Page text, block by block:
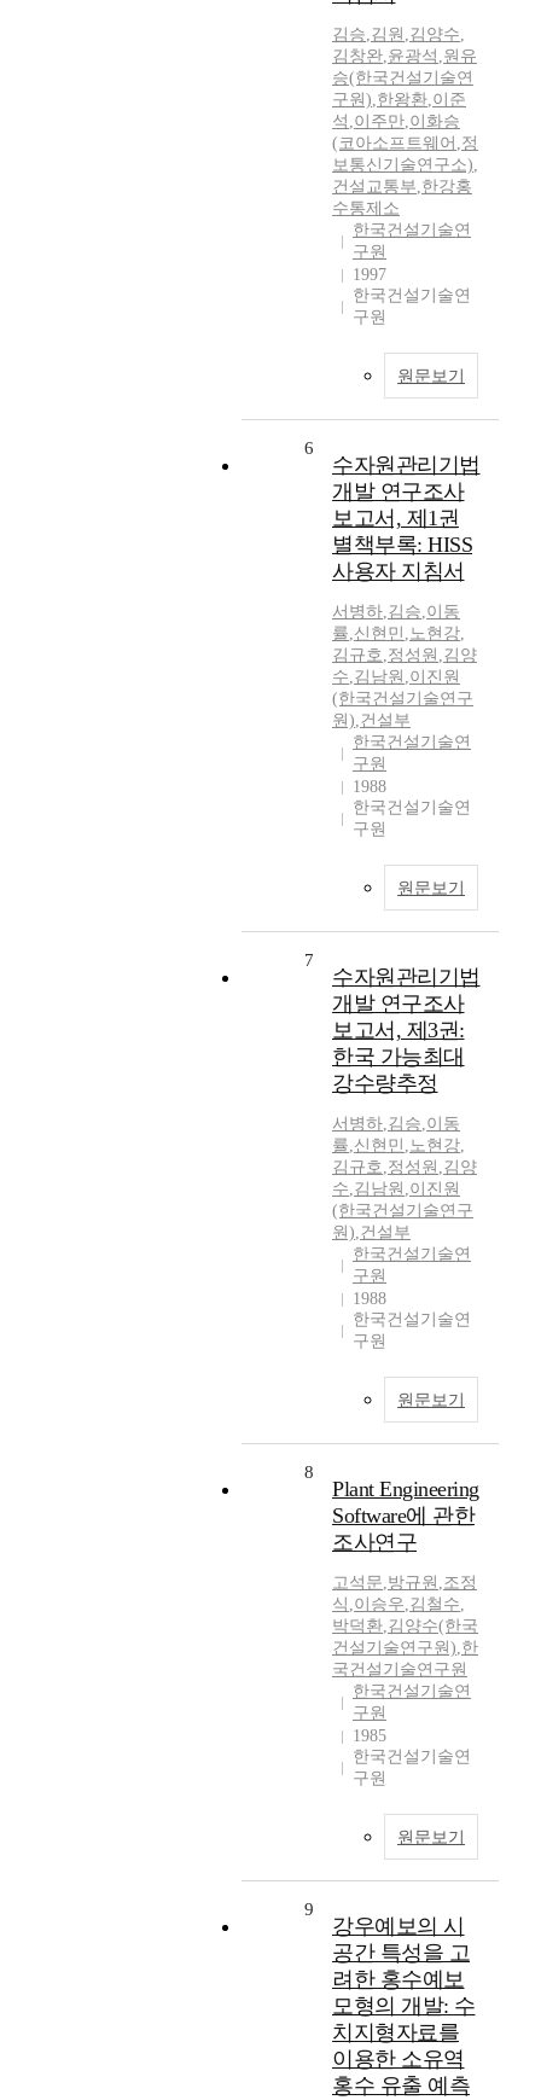
김승,김원 ,김양수,
김창완,윤광석 ,원유
승(한국건설기술연
구원),한왕환,이준
석 ,이주만,이화승
(코아소프트웨어 ,정
보통신기술연구소),
건설교통부,한강홍
수통제소
한국건설기술연
구원
1997
한국건설기술연
구원
원문보기
6
수자원관리기법
개발 연구조사
보고서, 제1권
별책부록: HISS
사용자 지침서
서병하,김승,이동
률,신현민 ,노현강,
김규호,정성원 ,김양
수,김남원 ,이진원
(한국건설기술연구
원),건설부
한국건설기술연
구원
1988
한국건설기술연
구원
원문보기
7
수자원관리기법
개발 연구조사
보고서, 제3권:
한국 가능최대
강수량추정
서병하,김승,이동
률,신현민 ,노현강,
김규호,정성원 ,김양
수,김남원 ,이진원
(한국건설기술연구
원),건설부
한국건설기술연
구원
1988
한국건설기술연
구원
원문보기
8
Plant Engineering
Software에 관한
조사연구
고석문,방규원 ,조정
식 ,이승우,김철수,
박덕환,김양수(한국
건설기술연구원),한
국건설기술연구원
한국건설기술연
구원
1985
한국건설기술연
구원
원문보기
9
강우예보의 시
공간 특성을 고
려한 홍수예보
모형의 개발: 수
치지형자료를
이용한 소유역
홍수 유출 예측